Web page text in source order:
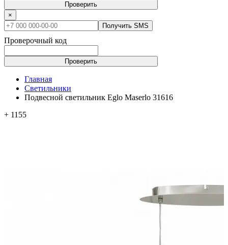
Проверить
×
Получить SMS
Проверочный код
Проверить
Главная
Светильники
Подвесной светильник Eglo Maserlo 31616
+ 1155